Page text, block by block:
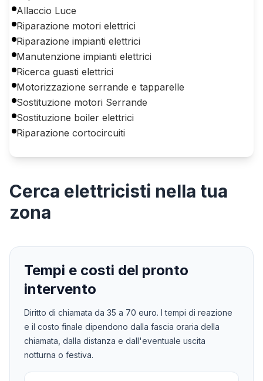
Allaccio Luce
Riparazione motori elettrici
Riparazione impianti elettrici
Manutenzione impianti elettrici
Ricerca guasti elettrici
Motorizzazione serrande e tapparelle
Sostituzione motori Serrande
Sostituzione boiler elettrici
Riparazione cortocircuiti
Cerca elettricisti nella tua
zona
Tempi e costi del pronto
intervento
Diritto di chiamata da 35 a 70 euro. I tempi di reazione
e il costo finale dipendono dalla fascia oraria della
chiamata, dalla distanza e dall'eventuale uscita
notturna o festiva.